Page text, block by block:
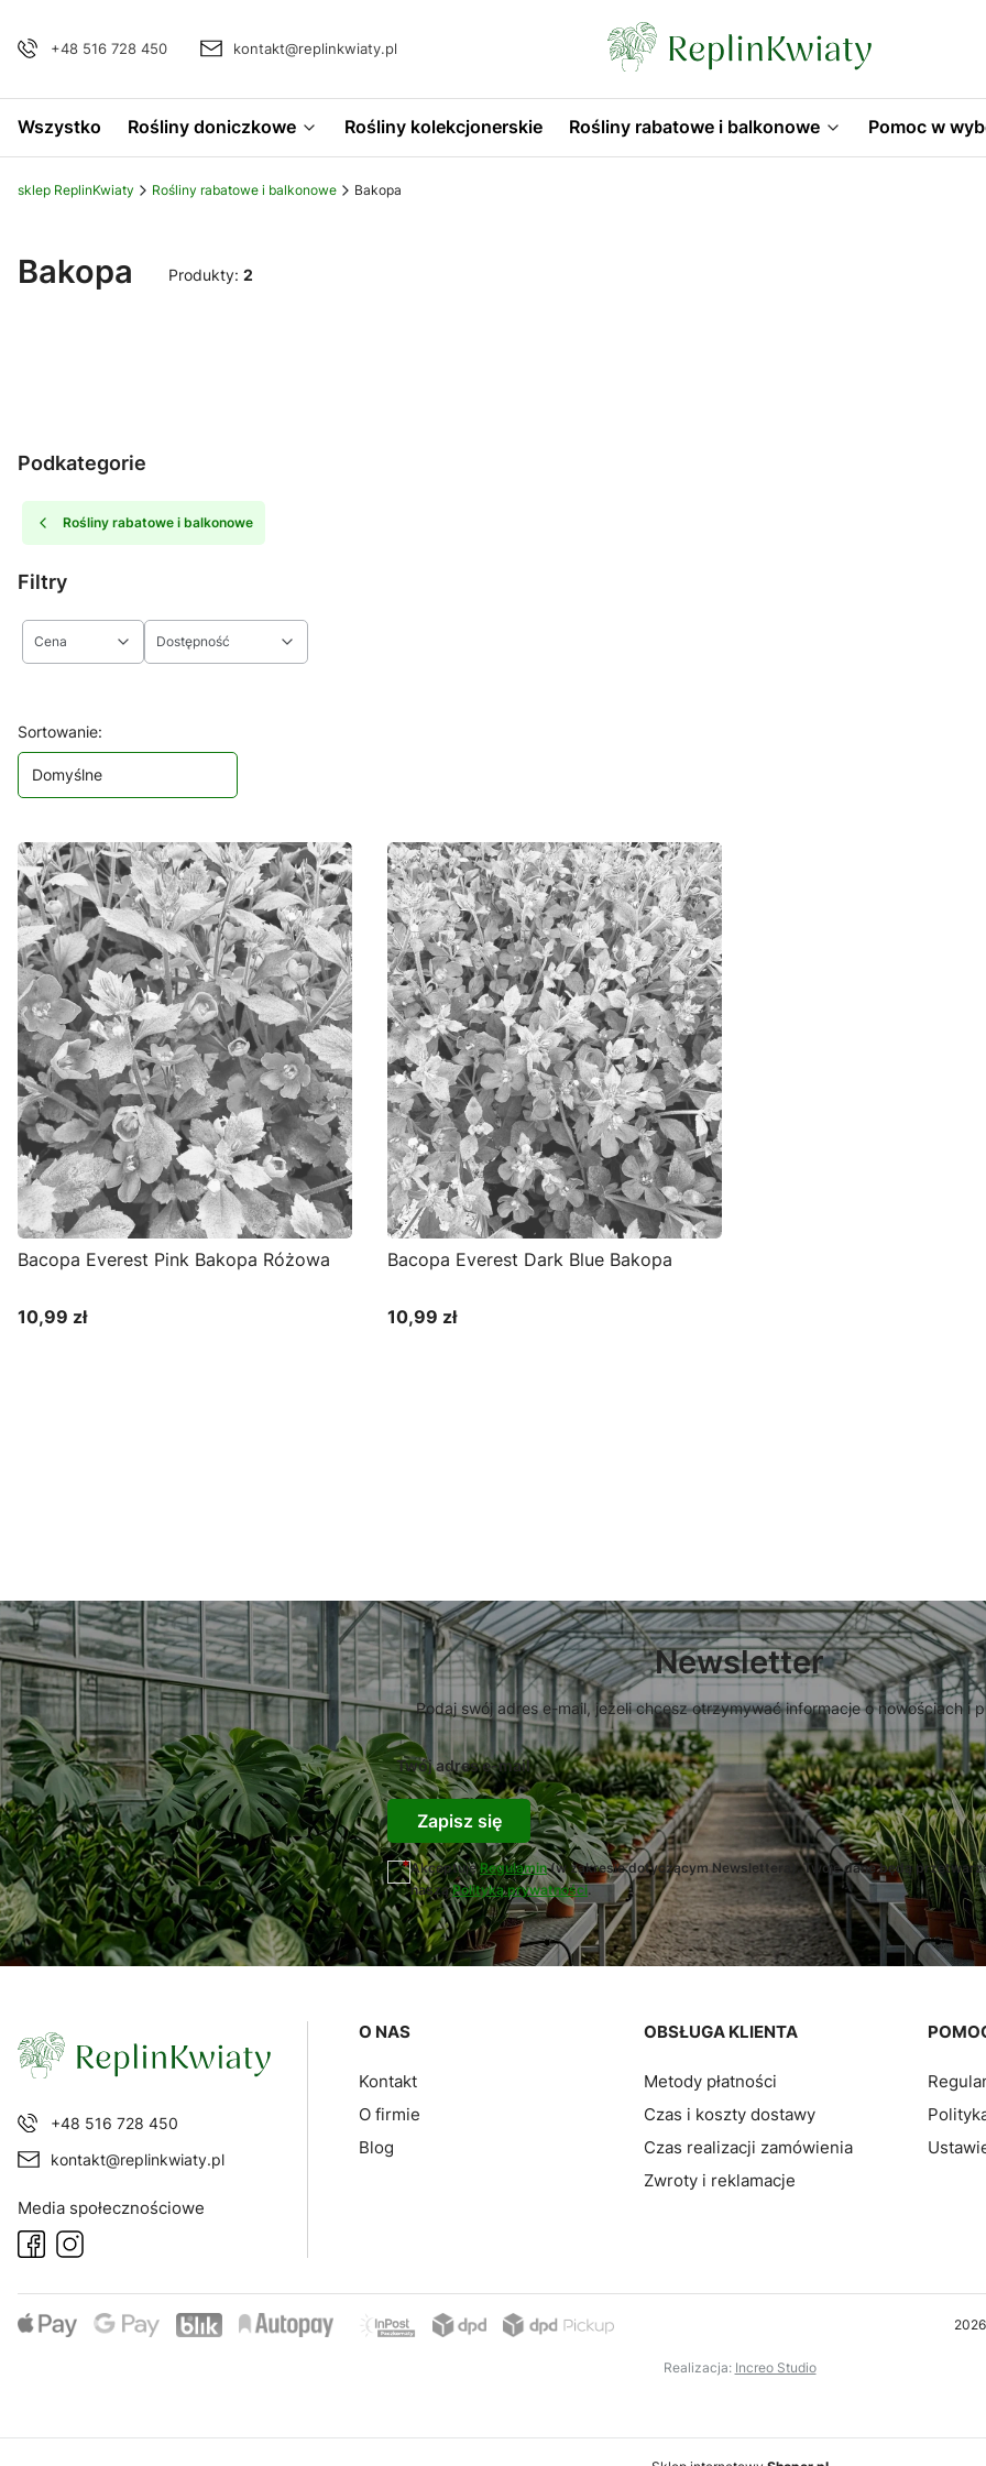
+48 516 728 450 kontakt@replinkwiaty.pl
Wszystko Rośliny doniczkowe Rośliny kolekcjonerskie Rośliny rabatowe i balkonowe Pomoc w
sklep ReplinKwiaty Rośliny rabatowe i balkonowe Bakopa
Bakopa Produkty: 2
Podkategorie
Rośliny rabatowe i balkonowe
Filtry
Cena Dostępność
Lista produktów
Sortowanie:
Domyślne
Bacopa Everest Pink Bakopa Różowa
Cena
10,99 zł
Bacopa Everest Dark Blue Bakopa
Cena
10,99 zł
Newsletter
Podaj swój adres e-mail, jeżeli chcesz otrzymywać informacje o nowościach i
Twój adres e-mail
Zapisz się
AkceptujęRegulamin(w zakresie dotyczącym Newslettera). Twoje dane będą
nasząPolityką prywatności.
+48 516 728 450
kontakt@replinkwiaty.pl
Media społecznościowe
Linki w stopce
O NAS
Kontakt
O firmie
Blog
OBSŁUGA KLIENTA
Metody płatności
Czas i koszty dostawy
Czas realizacji zamówienia
Zwroty i reklamacje
2026
Realizacja: Increo Studio